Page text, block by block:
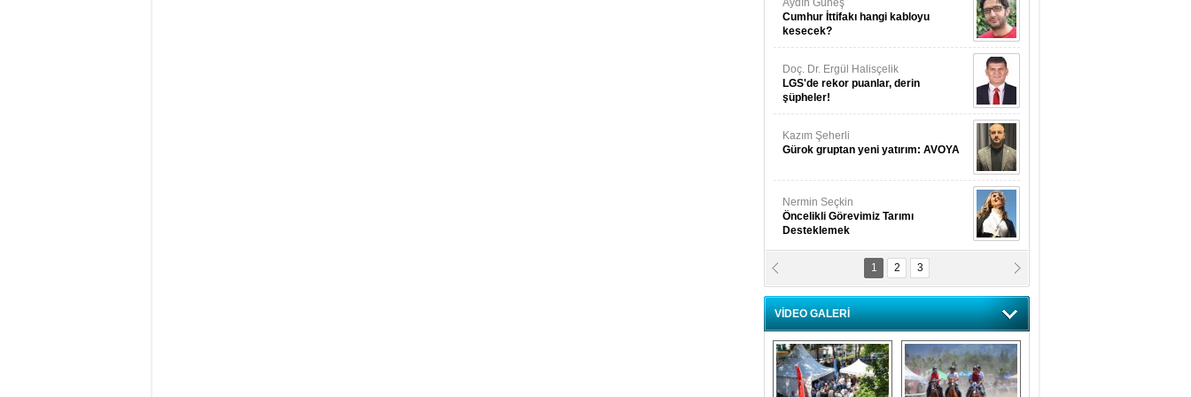
Aydın Güneş
Cumhur İttifakı hangi kabloyu
kesecek?
Doç. Dr. Ergül Halisçelik
LGS'de rekor puanlar, derin
şüpheler!
Kazım Şeherli
Gürok gruptan yeni yatırım: AVOYA
Nermin Seçkin
Öncelikli Görevimiz Tarımı
Desteklemek
Nilüfer Menekli Buzcular
Siz Hiç Kelebeklerin Sesini
Duydunuz Mu?
1 2 3
VİDEO GALERİ